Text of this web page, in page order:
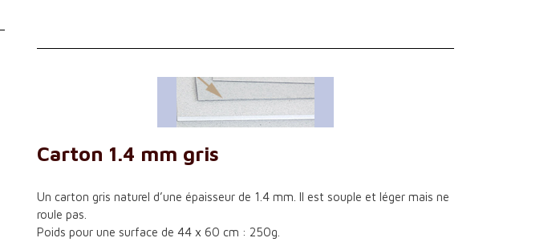
Carton 1.4 mm gris
Un carton gris naturel d’une épaisseur de 1.4 mm. Il est souple et léger mais ne
roule pas.
Poids pour une surface de 44 x 60 cm : 250g.